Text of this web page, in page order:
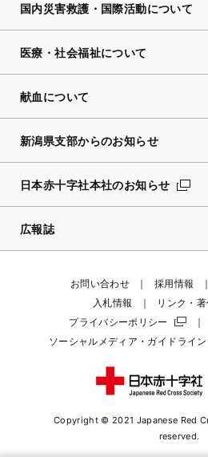
国内災害救護・国際活動について
医療・社会福祉について
献血について
新潟県支部からのお知らせ
日本赤十字社本社のお知らせ
広報誌
お問い合わせ 採用情報
入札情報
リンク・
プライバシーポリシー
ソーシャルメディア・ガイドライン
Copyright © 2021 Japanese Red
reserved.